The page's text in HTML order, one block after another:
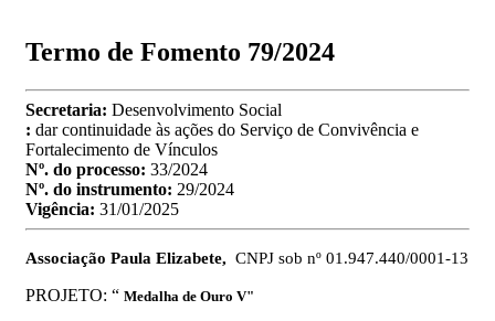
Termo de Fomento 79/2024
Secretaria: Desenvolvimento Social
: dar continuidade às ações do Serviço de Convivência e
Fortalecimento de Vínculos
Nº. do processo: 33/2024
Nº. do instrumento: 29/2024
Vigência: 31/01/2025
Associação Paula Elizabete, CNPJ sob nº 01.947.440/0001-13
PROJETO: “ Medalha de Ouro V"